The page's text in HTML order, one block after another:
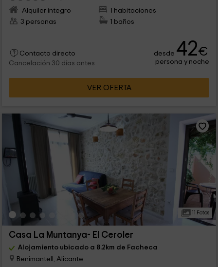
Alquiler íntegro
1 habitaciones
3 personas
1 baños
Contacto directo
Cancelación 30 días antes
desde 42€
persona y noche
VER OFERTA
11 Fotos
Casa La Muntanya- El Ceroler
Alojamiento ubicado a 8.2km de Facheca
Benimantell, Alicante